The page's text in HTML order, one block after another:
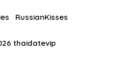
RussianKisses
thaidatevip